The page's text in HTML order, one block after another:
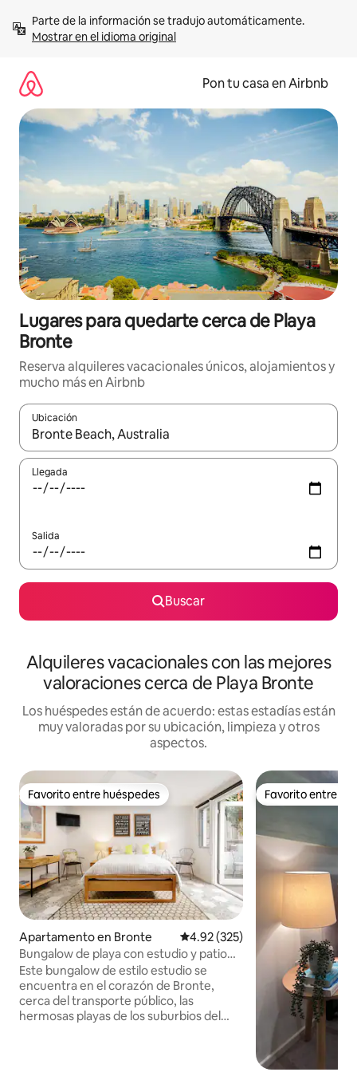
contenidoMostrar en el idioma original
Pon tu casa en Airbnb
Lugares para quedarte cerca de Playa
Bronte
Reserva alquileres vacacionales únicos, alojamientos y
mucho más en Airbnb
Ubicación
Cuando los resultados estén disponibles, navega con las
Llegada
Salida
Buscar
Alquileres vacacionales con las mejores
valoraciones cerca de Playa Bronte
Los huéspedes están de acuerdo: estas estadías están
muy valoradas por su ubicación, limpieza y otros
aspectos.
Favorito entre huéspedes
Favorito entre huéspedes
Apartamento en Bronte Calificación promedio: 4.92 de
4.92 (325)
Bungalow de playa con estudio y patio
acogedor
Este bungalow de estilo estudio se
encuentra en el corazón de Bronte,
cerca del transporte público, las
hermosas playas de los suburbios del
Favorito entre
Favorito entre